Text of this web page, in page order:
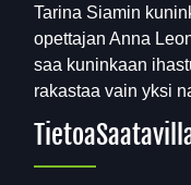
Tarina Siamin
opettajan Anna
saa kuninkaan
rakastaa vain yksi
Tietoa